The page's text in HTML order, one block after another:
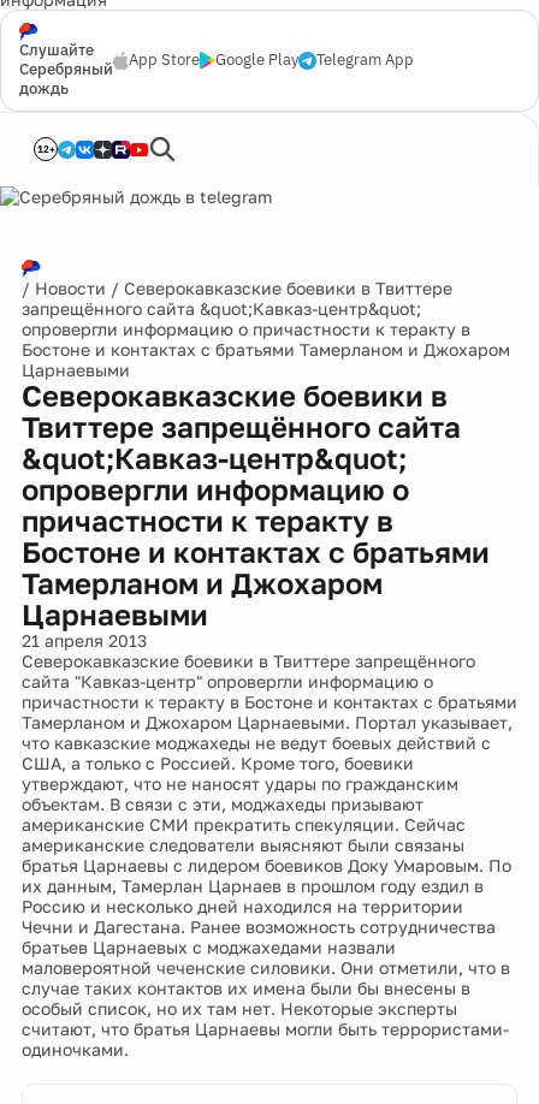
Слушайте
Серебряный
дождь
App Store Google Play Telegram App
12+
/ Новости / Северокавказские боевики в Твиттере
запрещённого сайта &quot;Кавказ-центр&quot;
опровергли информацию о причастности к теракту в
Бостоне и контактах с братьями Тамерланом и Джохаром
Царнаевыми
Северокавказские боевики в
Твиттере запрещённого сайта
&quot;Кавказ-центр&quot;
опровергли информацию о
причастности к теракту в
Бостоне и контактах с братьями
Тамерланом и Джохаром
Царнаевыми
21 апреля 2013
Северокавказские боевики в Твиттере запрещённого
сайта "Кавказ-центр" опровергли информацию о
причастности к теракту в Бостоне и контактах с братьями
Тамерланом и Джохаром Царнаевыми. Портал указывает,
что кавказские моджахеды не ведут боевых действий с
США, а только с Россией. Кроме того, боевики
утверждают, что не наносят удары по гражданским
объектам. В связи с эти, моджахеды призывают
американские СМИ прекратить спекуляции. Сейчас
американские следователи выясняют были связаны
братья Царнаевы с лидером боевиков Доку Умаровым. По
их данным, Тамерлан Царнаев в прошлом году ездил в
Россию и несколько дней находился на территории
Чечни и Дагестана. Ранее возможность сотрудничества
братьев Царнаевых с моджахедами назвали
маловероятной чеченские силовики. Они отметили, что в
случае таких контактов их имена были бы внесены в
особый список, но их там нет. Некоторые эксперты
считают, что братья Царнаевы могли быть террористами-
одиночками.